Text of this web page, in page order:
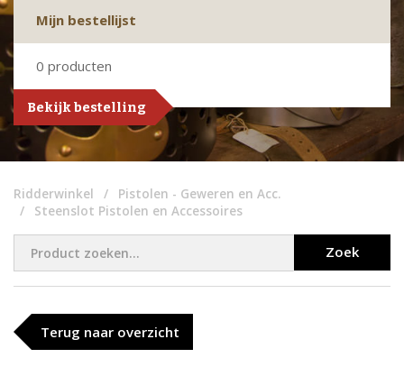
Mijn bestellijst
0 producten
Bekijk bestelling
Ridderwinkel
Pistolen - Geweren en Acc.
Steenslot Pistolen en Accessoires
Zoek
Terug naar overzicht